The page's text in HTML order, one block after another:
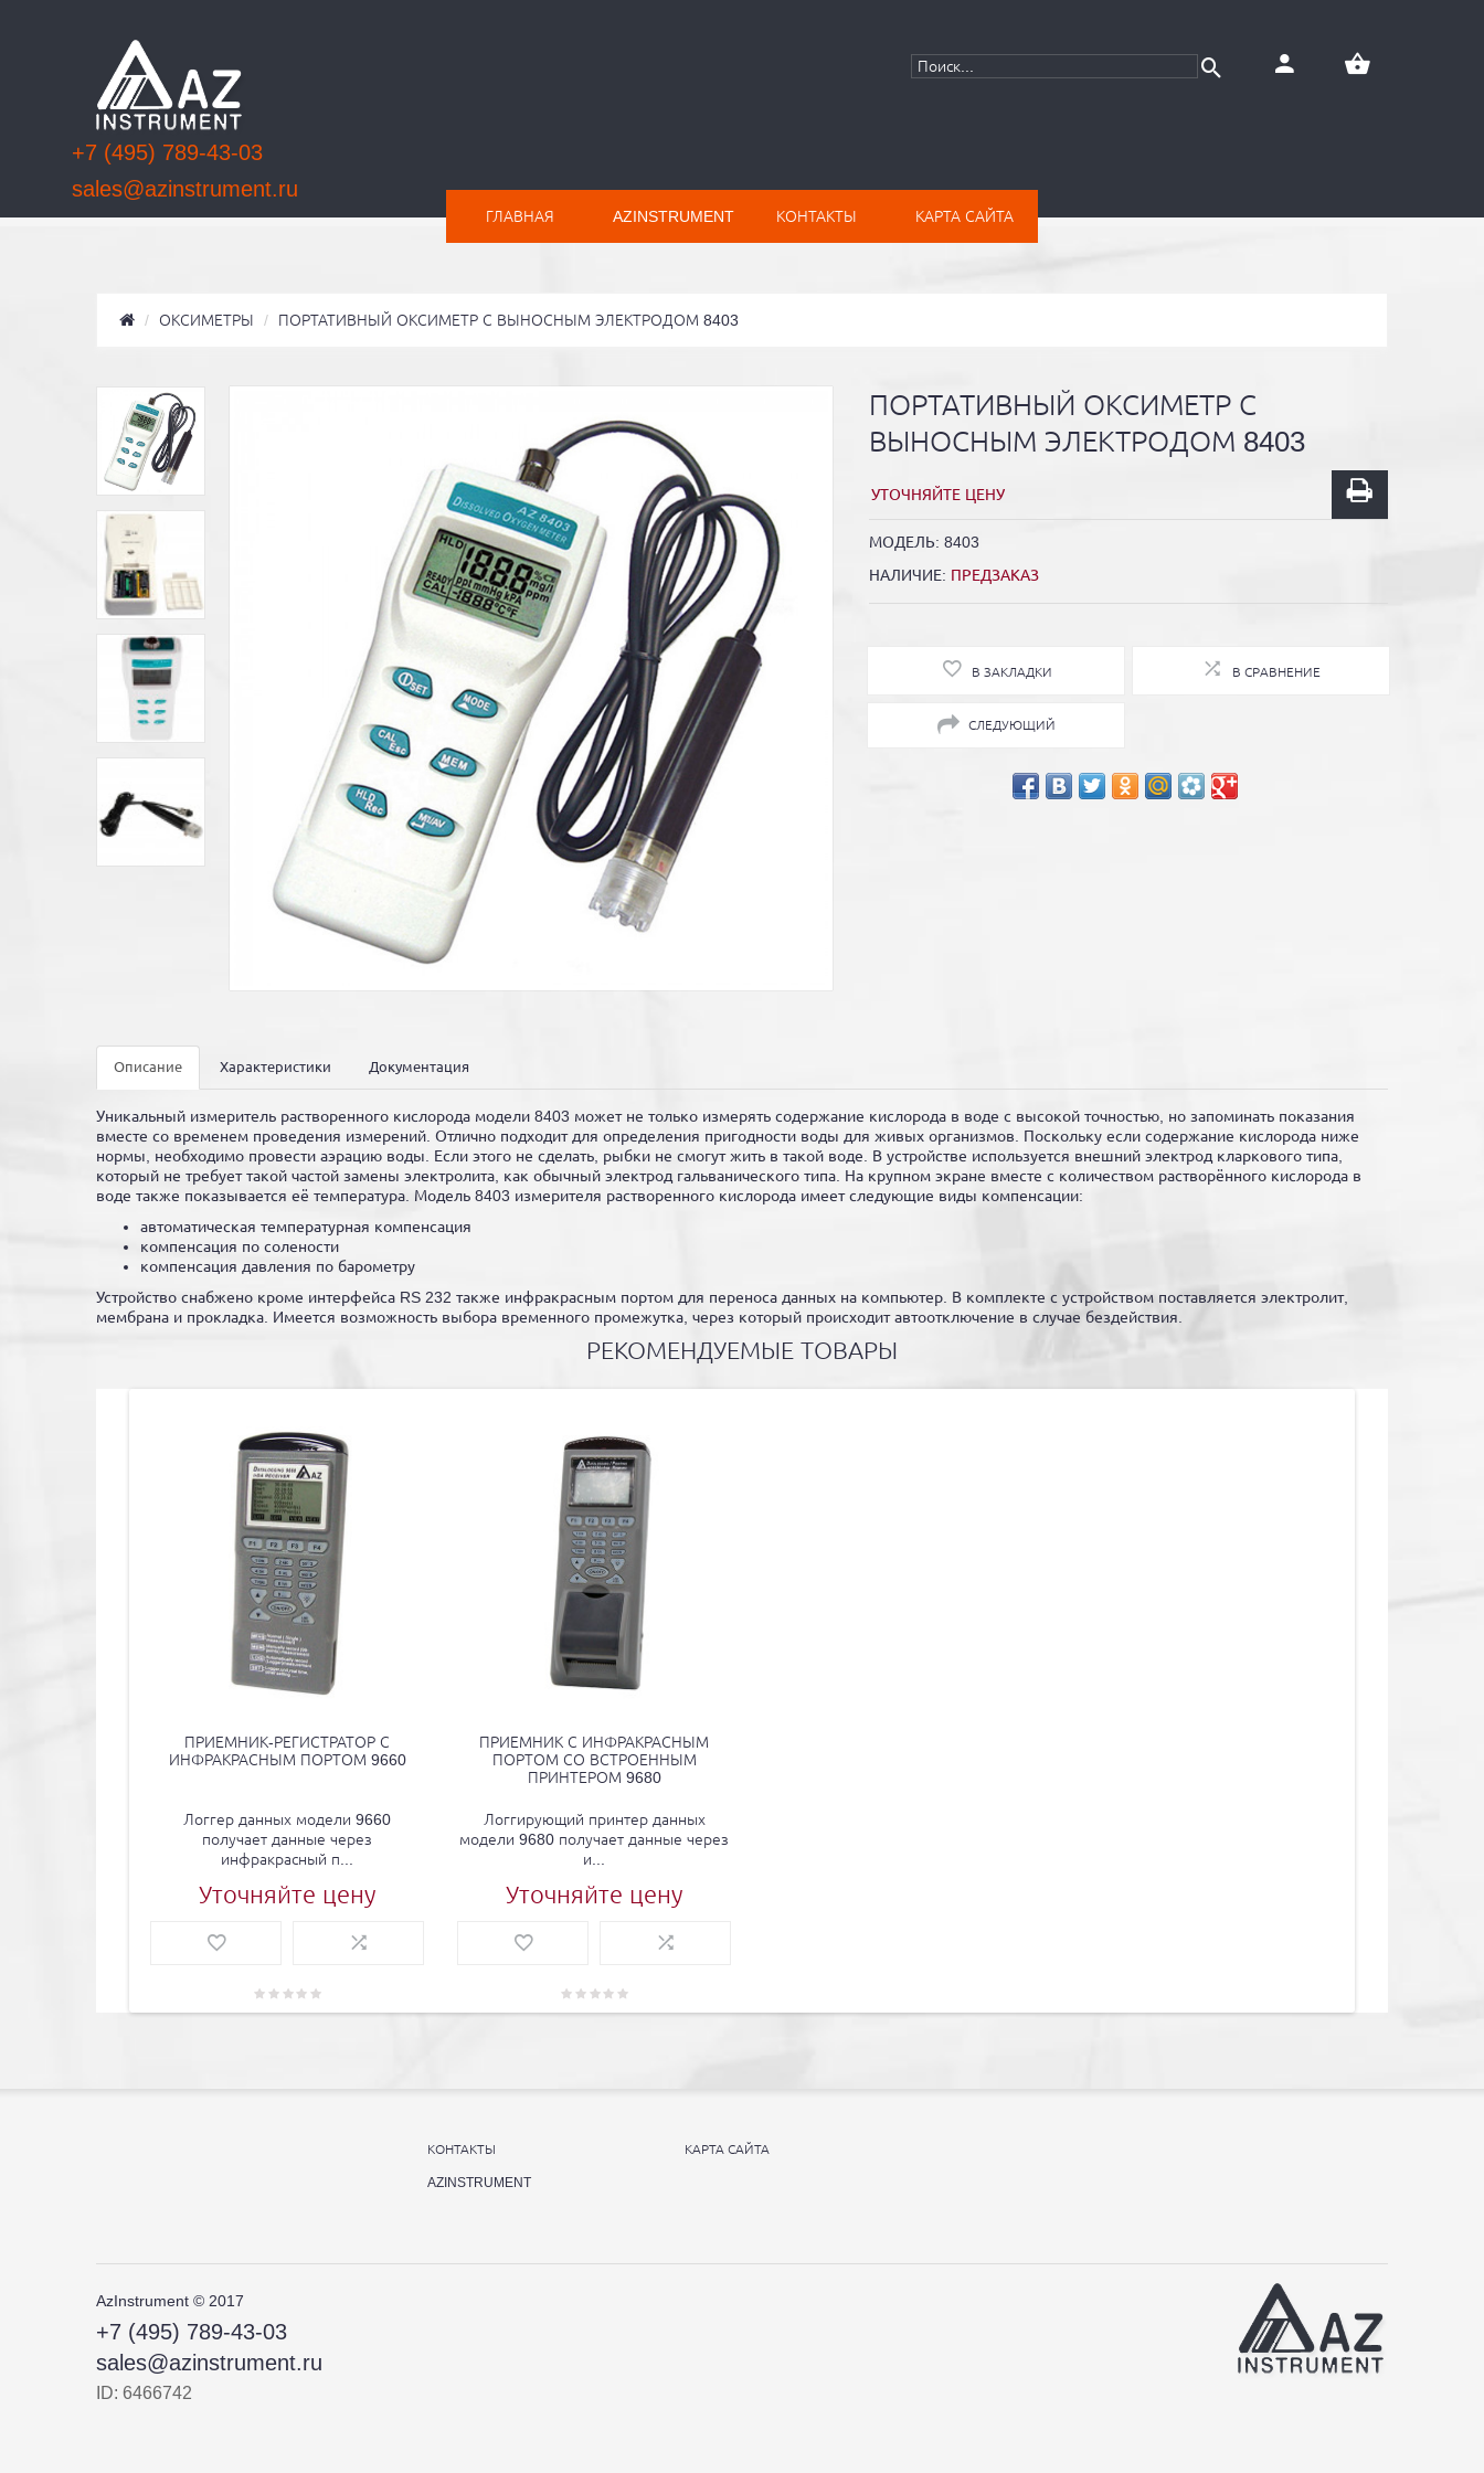
ГЛАВНАЯ AZINSTRUMENT КОНТАКТЫ КАРТА САЙТА
+7 (495) 789-43-03
sales@azinstrument.ru
ОКСИМЕТРЫ ПОРТАТИВНЫЙ ОКСИМЕТР С ВЫНОСНЫМ ЭЛЕКТРОДОМ 8403
ПОРТАТИВНЫЙ ОКСИМЕТР С
ВЫНОСНЫМ ЭЛЕКТРОДОМ 8403
УТОЧНЯЙТЕ ЦЕНУ
МОДЕЛЬ: 8403
НАЛИЧИЕ: ПРЕДЗАКАЗ
В ЗАКЛАДКИ В СРАВНЕНИЕ
СЛЕДУЮЩИЙ
Описание Характеристики Документация
Уникальный измеритель растворенного кислорода модели 8403 может не только измерять содержание кислорода в воде с высокой точностью, но запоминать показания
вместе со временем проведения измерений. Отлично подходит для определения пригодности воды для живых организмов. Поскольку если содержание кислорода ниже
нормы, необходимо провести аэрацию воды. Если этого не сделать, рыбки не смогут жить в такой воде. В устройстве используется внешний электрод кларкового типа,
который не требует такой частой замены электролита, как обычный электрод гальванического типа. На крупном экране вместе с количеством растворённого кислорода в
воде также показывается её температура. Модель 8403 измерителя растворенного кислорода имеет следующие виды компенсации:
автоматическая температурная компенсация
компенсация по солености
компенсация давления по барометру
Устройство снабжено кроме интерфейса RS 232 также инфракрасным портом для переноса данных на компьютер. В комплекте с устройством поставляется электролит,
мембрана и прокладка. Имеется возможность выбора временного промежутка, через который происходит автоотключение в случае бездействия.
РЕКОМЕНДУЕМЫЕ ТОВАРЫ
ПРИЕМНИК-РЕГИСТРАТОР С
ИНФРАКРАСНЫМ ПОРТОМ 9660
Логгер данных модели 9660
получает данные через
инфракрасный п...
Уточняйте цену
ПРИЕМНИК С ИНФРАКРАСНЫМ
ПОРТОМ СО ВСТРОЕННЫМ
ПРИНТЕРОМ 9680
Логгирующий принтер данных
модели 9680 получает данные через
и...
Уточняйте цену
КОНТАКТЫ
AZINSTRUMENT
КАРТА САЙТА
AzInstrument © 2017
+7 (495) 789-43-03
sales@azinstrument.ru
ID: 6466742